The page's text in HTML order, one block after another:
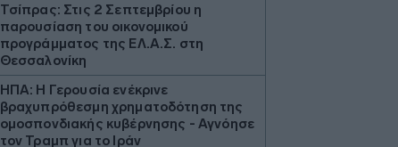
Τσίπρας: Στις 2 Σεπτεμβρίου η
παρουσίαση του οικονομικού
προγράμματος της ΕΛ.Α.Σ. στη
Θεσσαλονίκη
ΗΠΑ: Η Γερουσία ενέκρινε
βραχυπρόθεσμη χρηματοδότηση της
ομοσπονδιακής κυβέρνησης - Αγνόησε
τον Τραμπ για το Ιράν